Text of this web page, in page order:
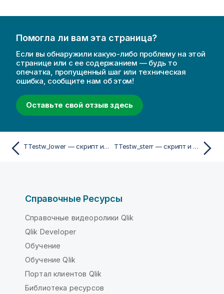
Помогла ли вам эта страница?
Если вы обнаружили какую-либо проблему на этой
странице или с ее содержанием — будь то
опечатка, пропущенный шаг или техническая
ошибка, сообщите нам об этом!
Оставьте свой отзыв здесь
TTestw_lower — скрипт и функция диаграммы TTestw_sterr — скрипт и функция диаграммы
Справочные Ресурсы
Справочные видеоролики Qlik
Qlik Developer
Обучение
Обучение Qlik
Портал клиентов Qlik
Библиотека ресурсов